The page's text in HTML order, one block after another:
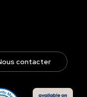
contacter